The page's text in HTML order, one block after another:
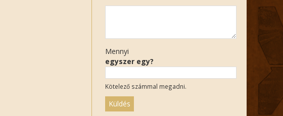
Mennyi
egyszer egy?
Kötelező számmal megadni.